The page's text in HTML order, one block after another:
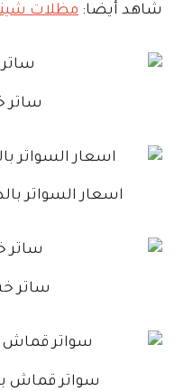
شاهد أيضا: مظلات
ساتر
اسعار السواتر
ساتر
سواتر قماش